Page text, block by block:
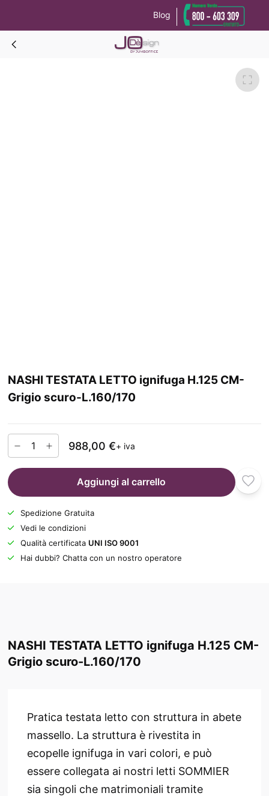
Blog
NASHI TESTATA LETTO ignifuga H.125 CM-
Grigio scuro-L.160/170
988,00 €+ iva
Aggiungi al carrello
Spedizione Gratuita
Vedi le condizioni
Qualità certificata UNI ISO 9001
Hai dubbi? Chatta con un nostro operatore
NASHI TESTATA LETTO ignifuga H.125 CM-
Grigio scuro-L.160/170
Pratica testata letto con struttura in abete
massello. La struttura è rivestita in
ecopelle ignifuga in vari colori, e può
essere collegata ai nostri letti SOMMIER
sia singoli che matrimoniali tramite
Informativa sulla raccolta
Le tue preferenze relative alla privacy